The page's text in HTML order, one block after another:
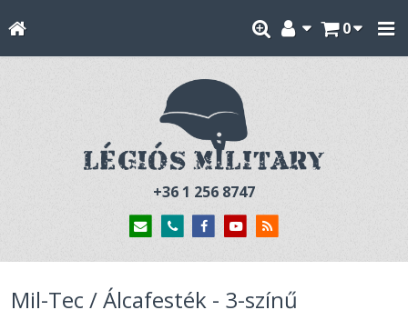
0
+36 1 256 8747
Mil-Tec / Álcafesték - 3-színű